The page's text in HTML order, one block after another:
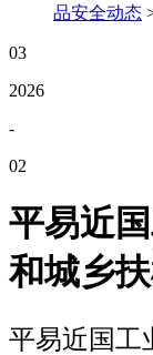
品安全动态
03
2026
-
02
平易近
和城乡
平易近国工